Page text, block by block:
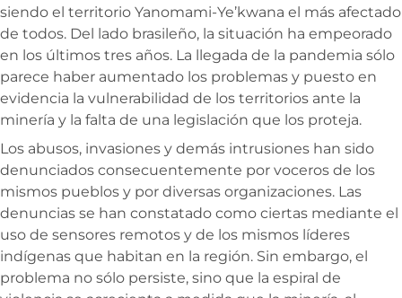
siendo el territorio Yanomami-Ye’kwana el más afectado
de todos. Del lado brasileño, la situación ha empeorado
en los últimos tres años. La llegada de la pandemia sólo
parece haber aumentado los problemas y puesto en
evidencia la vulnerabilidad de los territorios ante la
minería y la falta de una legislación que los proteja.
Los abusos, invasiones y demás intrusiones han sido
denunciados consecuentemente por voceros de los
mismos pueblos y por diversas organizaciones. Las
denuncias se han constatado como ciertas mediante el
uso de sensores remotos y de los mismos líderes
indígenas que habitan en la región. Sin embargo, el
problema no sólo persiste, sino que la espiral de